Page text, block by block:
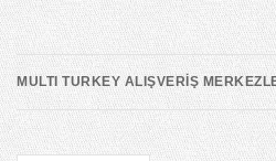
MULTI TURKEY ALIŞVERİŞ